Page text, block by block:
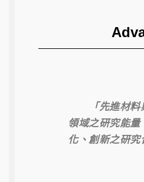
「先進材料與
領域之研究能
化、創新之研